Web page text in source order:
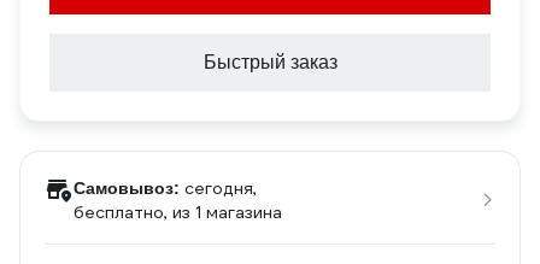
Быстрый заказ
Самовывоз: сегодня,
бесплатно, из 1 магазина